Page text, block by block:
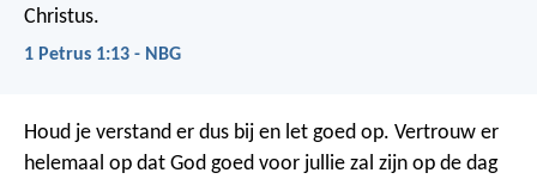
Christus.
1 Petrus 1:13 - NBG
Houd je verstand er dus bij en let goed op. Vertrouw er
helemaal op dat God goed voor jullie zal zijn op de dag